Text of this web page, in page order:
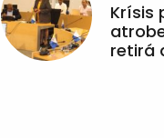
Krísis
retirá